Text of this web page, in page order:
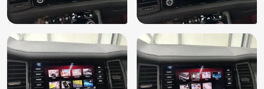
Volledig digitaal instrumentenpaneel groot
Voorstoelen in hoogte verstelbaar
Voorstoelen verwarmd
WiFi
Zwarte (glans) exterieur delen